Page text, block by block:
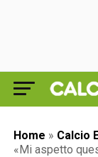
Home » Calcio
«Mi aspetto